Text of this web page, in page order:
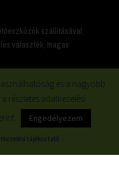
szállításával,
választék, magas
módok
és a nagyobb
részletes adatkezelési
Engedélyezem
tájékoztató